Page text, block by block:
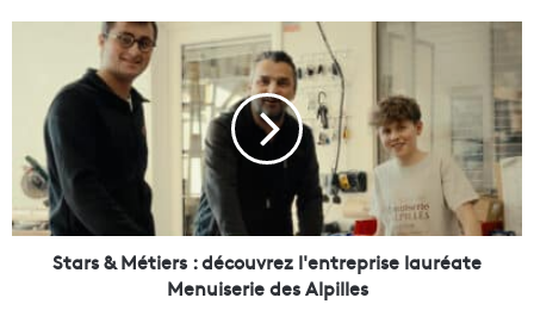
u
v
r
M
é
t
Stars & Métiers : découvrez l'entreprise lauréate
Menuiserie des Alpilles